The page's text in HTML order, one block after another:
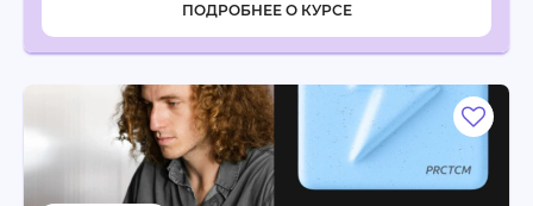
ПОДРОБНЕЕ О КУРСЕ